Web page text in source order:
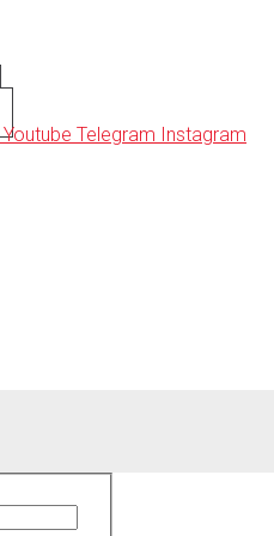
Youtube Telegram Instagram